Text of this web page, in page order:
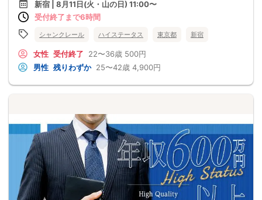
新宿 | 8月11日(火・山の日) 11:00〜
受付終了まで6時間
シャンクレール ハイステータス 東京都 新宿
女性 受付終了 22〜36歳 500円
男性 残りわずか 25〜42歳 4,900円